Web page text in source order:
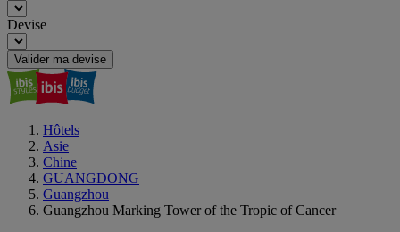
Devise
Valider ma devise
Hôtels
Asie
Chine
GUANGDONG
Guangzhou
Guangzhou Marking Tower of the Tropic of Cancer